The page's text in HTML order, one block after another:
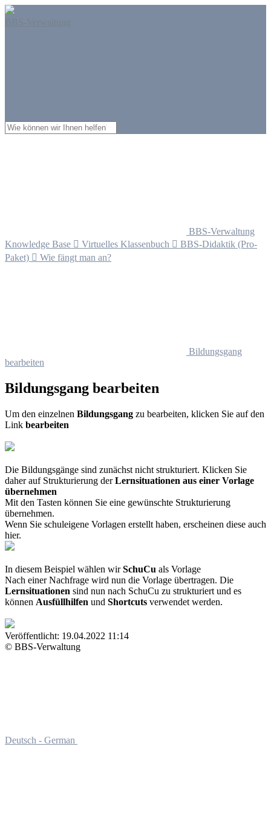
BBS-Verwaltung
BBS-Verwaltung
Knowledge Base  Virtuelles Klassenbuch  BBS-Didaktik (Pro-
Paket)  Wie fängt man an?
Bildungsgang
bearbeiten
Bildungsgang bearbeiten
Um den einzelnen Bildungsgang zu bearbeiten, klicken Sie auf den
Link bearbeiten
Die Bildungsgänge sind zunächst nicht strukturiert. Klicken Sie
daher auf Strukturierung derLernsituationen aus einer Vorlage
übernehmen
Mit den Tasten können Sie eine gewünschte Strukturierung
übernehmen.
Wenn Sie schuleigene Vorlagen erstellt haben, erscheinen diese auch
hier.
In diesem Beispiel wählen wirSchuCu als Vorlage
Nach einer Nachfrage wird nun die Vorlage übertragen. Die
Lernsituationen sind nun nach SchuCu zu strukturiert und es
können Ausfüllhilfen und Shortcuts verwendet werden.
Veröffentlicht: 19.04.2022 11:14
© BBS-Verwaltung
Deutsch - German